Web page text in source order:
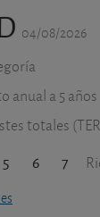
04/08/2026
anual a 5 años
totales
5 6 7